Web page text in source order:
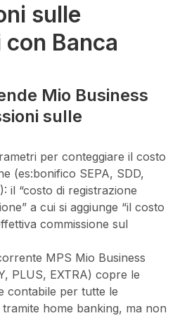
sulle
Banca
Mio Business
sulle
per conteggiare il costo
(es:bonifico SEPA, SDD,
il “costo di registrazione
a cui si aggiunge “il costo
commissione sul
MPS Mio Business
PLUS, EXTRA) copre le
contabile per tutte le
home banking, ma non